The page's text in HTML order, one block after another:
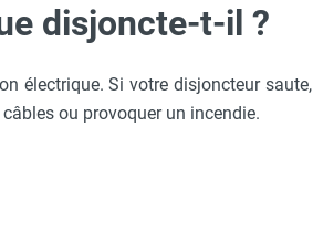
disjoncte-t-il ?
électrique. Si votre disjoncteur saute,
ou provoquer un incendie.